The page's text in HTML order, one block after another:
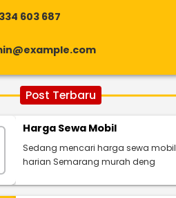
603 687
Post Terbaru
Harga Sewa Mobil
Sedang mencari harga sewa mobil
harian Semarang murah deng